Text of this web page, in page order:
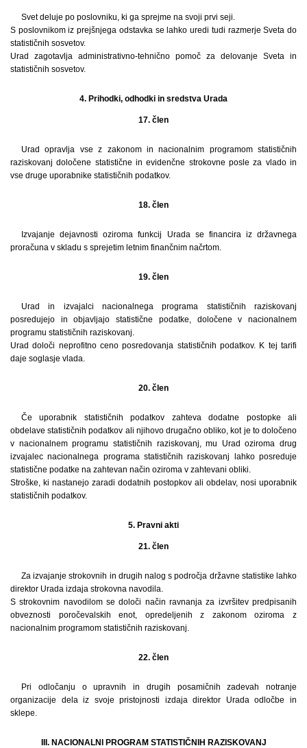
Svet deluje po poslovniku, ki ga sprejme na svoji prvi seji.
S poslovnikom iz prejšnjega odstavka se lahko uredi tudi razmerje Sveta do
statističnih sosvetov.
Urad zagotavlja administrativno-tehnično pomoč za delovanje Sveta in
statističnih sosvetov.
4. Prihodki, odhodki in sredstva Urada
17. člen
Urad opravlja vse z zakonom in nacionalnim programom statističnih
raziskovanj določene statistične in evidenčne strokovne posle za vlado in
vse druge uporabnike statističnih podatkov.
18. člen
Izvajanje dejavnosti oziroma funkcij Urada se financira iz državnega
proračuna v skladu s sprejetim letnim finančnim načrtom.
19. člen
Urad in izvajalci nacionalnega programa statističnih raziskovanj
posredujejo in objavljajo statistične podatke, določene v nacionalnem
programu statističnih raziskovanj.
Urad določi neprofitno ceno posredovanja statističnih podatkov. K tej tarifi
daje soglasje vlada.
20. člen
Če uporabnik statističnih podatkov zahteva dodatne postopke ali
obdelave statističnih podatkov ali njihovo drugačno obliko, kot je to določeno
v nacionalnem programu statističnih raziskovanj, mu Urad oziroma drug
izvajalec nacionalnega programa statističnih raziskovanj lahko posreduje
statistične podatke na zahtevan način oziroma v zahtevani obliki.
Stroške, ki nastanejo zaradi dodatnih postopkov ali obdelav, nosi uporabnik
statističnih podatkov.
5. Pravni akti
21. člen
Za izvajanje strokovnih in drugih nalog s področja državne statistike lahko
direktor Urada izdaja strokovna navodila.
S strokovnim navodilom se določi način ravnanja za izvršitev predpisanih
obveznosti poročevalskih enot, opredeljenih z zakonom oziroma z
nacionalnim programom statističnih raziskovanj.
22. člen
Pri odločanju o upravnih in drugih posamičnih zadevah notranje
organizacije dela iz svoje pristojnosti izdaja direktor Urada odločbe in
sklepe.
III. NACIONALNI PROGRAM STATISTIČNIH RAZISKOVANJ